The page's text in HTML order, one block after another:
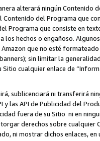
alterará ningún
del Programa que
Programa que consiste en
los hechos o engañoso.
que no esté
sin limitar la
cualquier enlace de
sublicenciará ni transferirá
y las API de Publicidad del
fuera de su Sitio ni en
derechos sobre
ni mostrar dichos enlaces,